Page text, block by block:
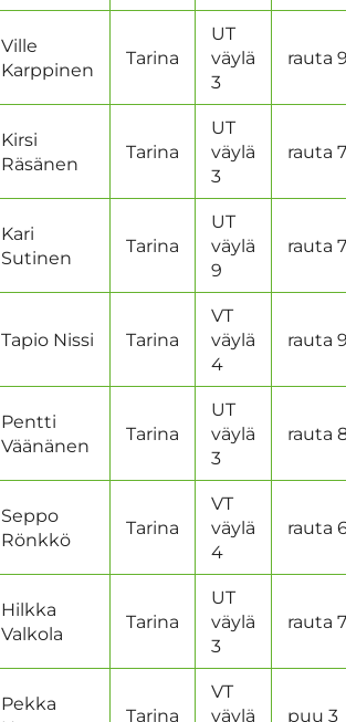
Ville
Karppinen
Tarina
UT
väylä
3
rauta
Kirsi
Räsänen
Tarina
UT
väylä
3
rauta 7
Kari
Sutinen
Tarina
UT
väylä
9
rauta 7
Tapio Nissi Tarina
VT
väylä
4
rauta
Pentti
Väänänen
Tarina
UT
väylä
3
rauta
Seppo
Rönkkö
Tarina
VT
väylä
4
rauta
Hilkka
Valkola
Tarina
UT
väylä
3
rauta 7
Pekka
Tarina
VT
väylä
puu 3